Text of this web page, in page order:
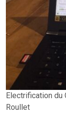
Electrification du
Roullet